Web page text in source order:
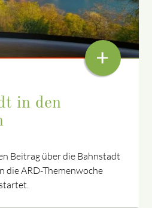
in den
Beitrag über die Bahnstadt
die ARD-Themenwoche
+